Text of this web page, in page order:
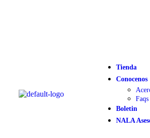
Tienda
Conocenos
Faqs
Boletin
NALA